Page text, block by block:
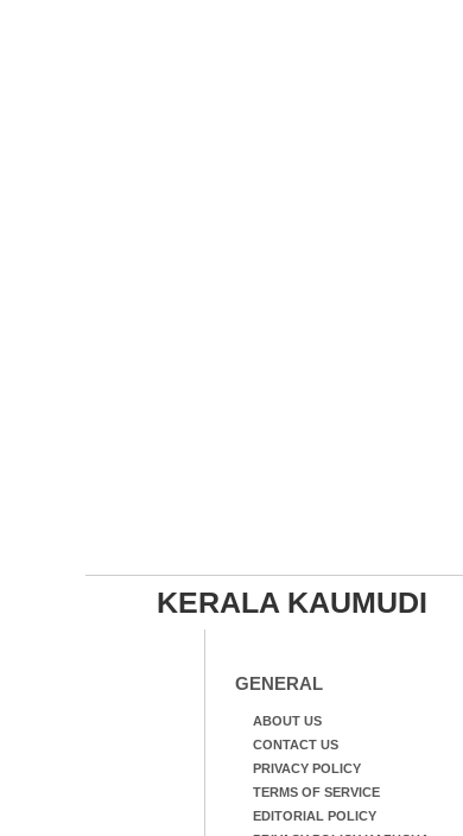
KERALA KAUMUDI
GENERAL
ABOUT US
CONTACT US
PRIVACY POLICY
TERMS OF SERVICE
EDITORIAL POLICY